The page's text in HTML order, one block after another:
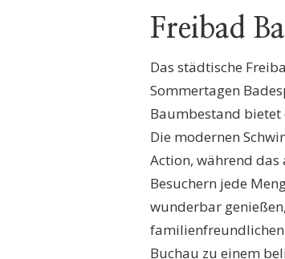
Freibad
Das städtische
Sommertagen
Baumbestand bietet
Die modernen
Action, während das
Besuchern jede
wunderbar
familienfreundlichen
Buchau zu einem